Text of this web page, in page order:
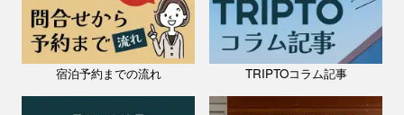
は、ご家族やグループでゆったりと過ごしていただける一棟貸切の宿で
す。 別館の特徴は、大きな仕切りのない開放的な大広間。 自然と人
が...
宿泊予約までの流れ TRIPTOコラム記事